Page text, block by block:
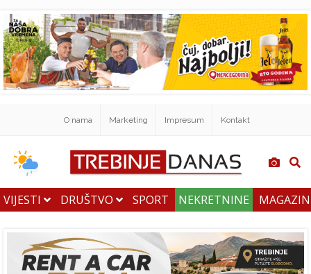
O nama Marketing Impresum Kontakt
VIJESTI DRUŠTVO SPORT NEKRETNINE